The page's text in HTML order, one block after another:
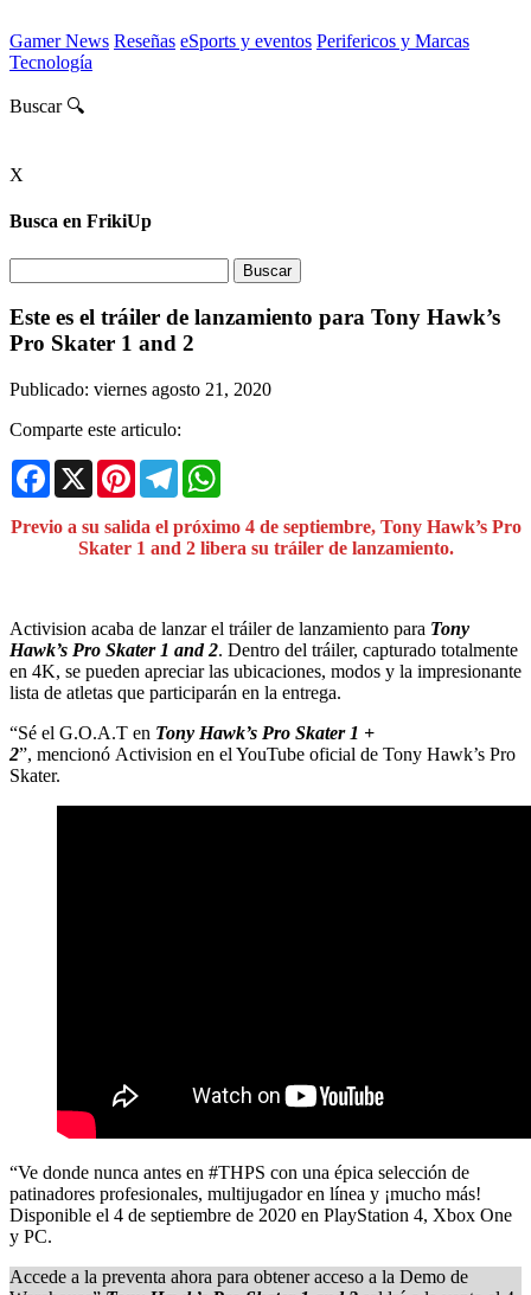
Gamer News Reseñas eSports y eventos Perifericos y Marcas
Tecnología
Buscar 🔍
X
Busca en FrikiUp
Este es el tráiler de lanzamiento para Tony Hawk’s
Pro Skater 1 and 2
Publicado: viernes agosto 21, 2020
Comparte este articulo:
Facebook
X PinterestTelegram
Previo a su salida el próximo 4 de septiembre, Tony Hawk’s Pro
Skater 1 and 2 libera su tráiler de lanzamiento.
Activision acaba de lanzar el tráiler de lanzamiento para Tony
Hawk’s Pro Skater 1 and 2. Dentro del tráiler, capturado totalmente
en 4K, se pueden apreciar las ubicaciones, modos y la impresionante
lista de atletas que participarán en la entrega.
“Sé el G.O.A.T en Tony Hawk’s Pro Skater 1 +
2”, mencionó Activision en el YouTube oficial de Tony Hawk’s Pro
Skater.
“Ve donde nunca antes en #THPS con una épica selección de
patinadores profesionales, multijugador en línea y ¡mucho más!
Disponible el 4 de septiembre de 2020 en PlayStation 4, Xbox One
y PC.
Accede a la preventa ahora para obtener acceso a la Demo de